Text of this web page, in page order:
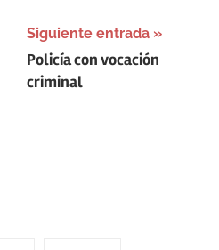
Siguiente entrada
Policía con vocación
criminal